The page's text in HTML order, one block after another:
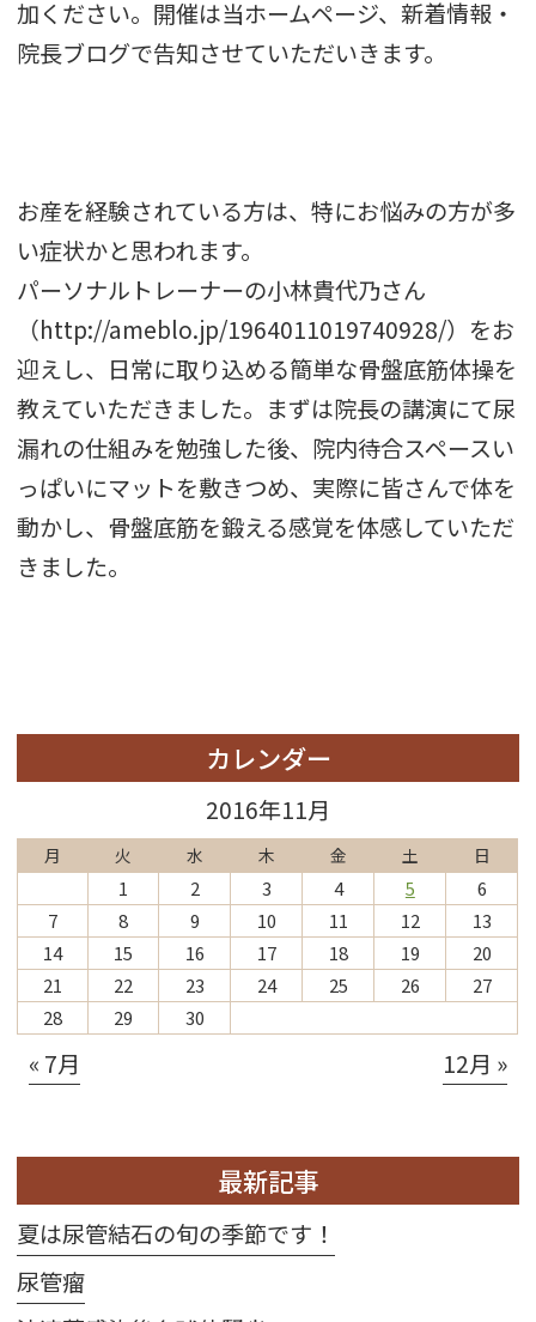
加ください。開催は当ホームページ、新着情報・
院長ブログで告知させていただいきます。
お産を経験されている方は、特にお悩みの方が多
い症状かと思われます。
パーソナルトレーナーの小林貴代乃さん
（http://ameblo.jp/1964011019740928/）をお
迎えし、日常に取り込める簡単な骨盤底筋体操を
教えていただきました。まずは院長の講演にて尿
漏れの仕組みを勉強した後、院内待合スペースい
っぱいにマットを敷きつめ、実際に皆さんで体を
動かし、骨盤底筋を鍛える感覚を体感していただ
きました。
カレンダー
2016年11月
月 火 水 木 金 土 日
1 2 3 4 5
6
7
8 9 10 11 12
13
14
15 16 17 18 19
20
21
22 23 24 25 26
27
28
29 30
« 7月 12月 »
最新記事
夏は尿管結石の旬の季節です！
尿管瘤